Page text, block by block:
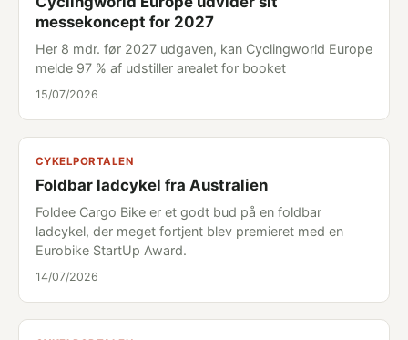
messekoncept for 2027
Her 8 mdr. før 2027 udgaven, kan Cyclingworld Europe
melde 97 % af udstiller arealet for booket
15/07/2026
CYKELPORTALEN
Foldbar ladcykel fra Australien
Foldee Cargo Bike er et godt bud på en foldbar
ladcykel, der meget fortjent blev premieret med en
Eurobike StartUp Award.
14/07/2026